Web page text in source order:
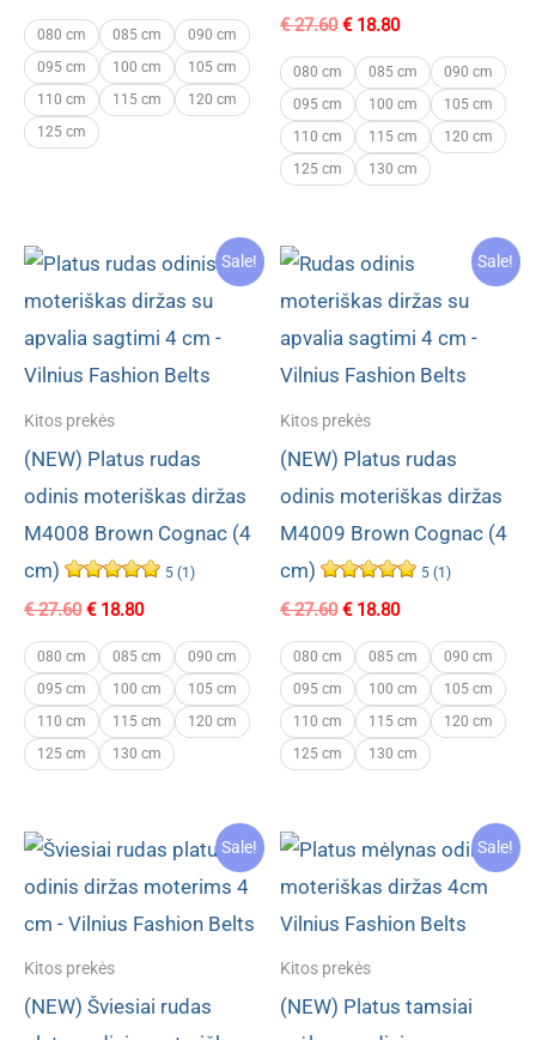
was:
€ 26.90.
is:
€ 16.80.
080 cm 085 cm
090 cm
095 cm
100 cm
105 cm
110 cm
115 cm
120 cm
125 cm
€27.60 Original
was:
€ 27.60.
€18.80Current
is:
€ 18.80.
080 cm 085 cm
090 cm
095 cm
100 cm
105 cm
110 cm
115 cm
120 cm
125 cm
130 cm
Sale!
Kitos prekės
(NEW) Platus rudas
odinis moteriškas diržas
M4008 Brown Cognac (4
cm)
5 (1)
€27.60 Original
was:
€ 27.60.
€18.80Current
is:
€ 18.80.
080 cm 085 cm
090 cm
095 cm
100 cm
105 cm
110 cm
115 cm
120 cm
125 cm
130 cm
Sale!
Kitos prekės
(NEW) Platus rudas
odinis moteriškas diržas
M4009 Brown Cognac (4
cm)
5 (1)
€27.60 Original
was:
€ 27.60.
€18.80Current
is:
€ 18.80.
080 cm 085 cm
090 cm
095 cm
100 cm
105 cm
110 cm
115 cm
120 cm
125 cm
130 cm
Sale!
Kitos prekės
(NEW) Šviesiai rudas
Sale!
Kitos prekės
(NEW) Platus tamsiai